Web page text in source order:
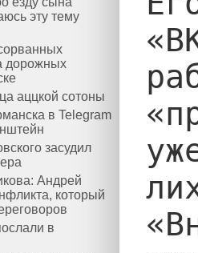
эту тему
дорожных
аццкой сотоны
в Telegram
засудил
Андрей
который
в